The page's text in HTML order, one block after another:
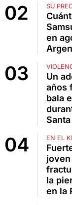
SU
en
Un
años
bala
Santa
EN EL
la
en la